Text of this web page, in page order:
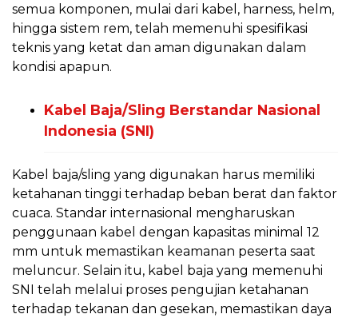
semua komponen, mulai dari kabel, harness, helm,
hingga sistem rem, telah memenuhi spesifikasi
teknis yang ketat dan aman digunakan dalam
kondisi apapun.
Kabel Baja/Sling Berstandar Nasional
Indonesia (SNI)
Kabel baja/sling yang digunakan harus memiliki
ketahanan tinggi terhadap beban berat dan faktor
cuaca. Standar internasional mengharuskan
penggunaan kabel dengan kapasitas minimal 12
mm untuk memastikan keamanan peserta saat
meluncur. Selain itu, kabel baja yang memenuhi
SNI telah melalui proses pengujian ketahanan
terhadap tekanan dan gesekan, memastikan daya